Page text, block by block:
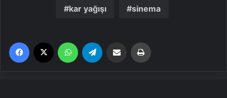
kar yağışı sinema
Facebook WhatsApp Email'den paylaş